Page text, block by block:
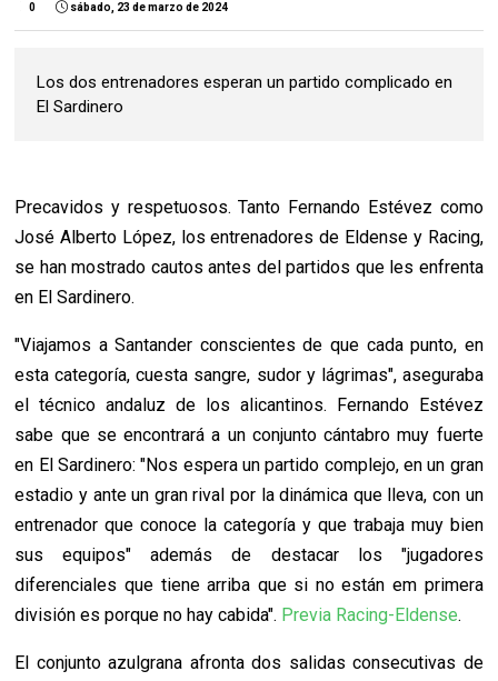
0 sábado, 23 de marzo de 2024
Los dos entrenadores esperan un partido complicado en
El Sardinero
Precavidos y respetuosos. Tanto Fernando Estévez como
José Alberto López, los entrenadores de Eldense y Racing,
se han mostrado cautos antes del partidos que les enfrenta
en El Sardinero.
"Viajamos a Santander conscientes de que cada punto, en
esta categoría, cuesta sangre, sudor y lágrimas", aseguraba
el técnico andaluz de los alicantinos. Fernando Estévez
sabe que se encontrará a un conjunto cántabro muy fuerte
en El Sardinero: "Nos espera un partido complejo, en un gran
estadio y ante un gran rival por la dinámica que lleva, con un
entrenador que conoce la categoría y que trabaja muy bien
sus equipos" además de destacar los "jugadores
diferenciales que tiene arriba que si no están em primera
división es porque no hay cabida". Previa Racing-Eldense.
El conjunto azulgrana afronta dos salidas consecutivas de